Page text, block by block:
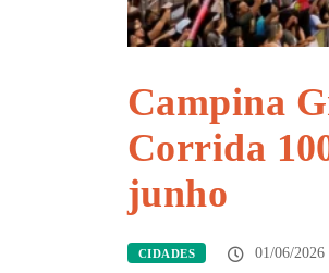
Campina
Corrida
junho
CIDADES 01/06/2026